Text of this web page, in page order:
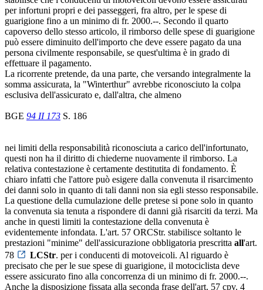
per infortuni propri e dei passeggeri, fra altro, per le spese di
guarigione fino a un minimo di fr. 2000.--. Secondo il quarto
capoverso dello stesso articolo, il rimborso delle spese di guarigione
può essere diminuito dell'importo che deve essere pagato da una
persona civilmente responsabile, se quest'ultima è in grado di
effettuare il pagamento.
La ricorrente pretende, da una parte, che versando integralmente la
somma assicurata, la "Winterthur" avrebbe riconosciuto la colpa
esclusiva dell'assicurato e, dall'altra, che almeno
BGE 94 II 173 S. 186
nei limiti della responsabilità riconosciuta a carico dell'infortunato,
questi non ha il diritto di chiederne nuovamente il rimborso. La
relativa contestazione è certamente destitutita di fondamento. È
chiaro infatti che l'attore può esigere dalla convenuta il risarcimento
dei danni solo in quanto di tali danni non sia egli stesso responsabile.
La questione della cumulazione delle pretese si pone solo in quanto
la convenuta sia tenuta a rispondere di danni già risarciti da terzi. Ma
anche in questi limiti la contestazione della convenuta è
evidentemente infondata. L'art. 57 ORCStr. stabilisce soltanto le
prestazioni "minime" dell'assicurazione obbligatoria prescritta all'art.
78
LCStr. per i conducenti di motoveicoli. Al riguardo è
precisato che per le sue spese di guarigione, il motociclista deve
essere assicurato fino alla concorrenza di un minimo di fr. 2000.--.
Anche la disposizione fissata alla seconda frase dell'art. 57 cpv. 4